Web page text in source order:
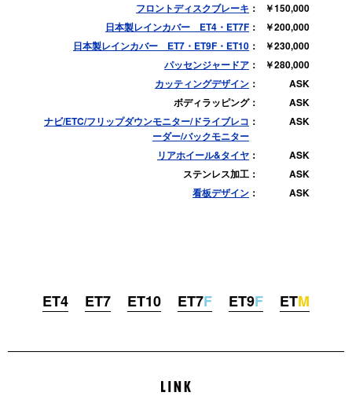
フロントディスクブレーキ
￥150,000
日本製レインカバー ET4・ET7F
￥200,000
日本製レインカバー ET7・ET9F・ET10
￥230,000
パッセンジャードア
￥280,000
カッティングデザイン
ASK
ボディラッピング
ASK
ナビ/ETC/フリップダウンモニター/ドライブレコ
ーダー/バックモニター
ASK
リアホイール&タイヤ
ASK
ステンレス加工
ASK
看板デザイン
ASK
ET4 ET7 ET10 ET7F ET9F ETM